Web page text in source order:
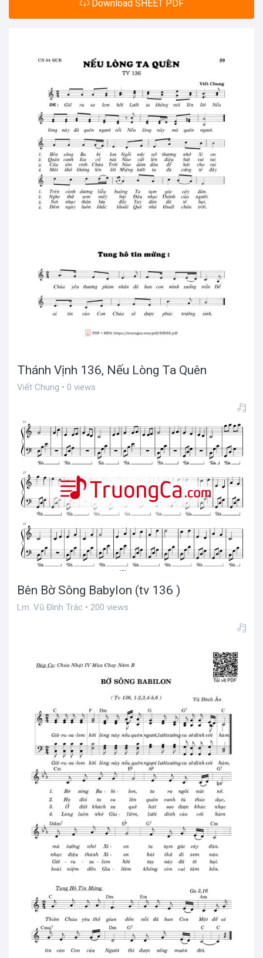
Download SHEET PDF
Thánh Vịnh 136, Nếu Lòng Ta Quên
Viết Chung • 0 views
Bên Bờ Sông Babylon (tv 136 )
Lm. Vũ Đình Trác • 200 views